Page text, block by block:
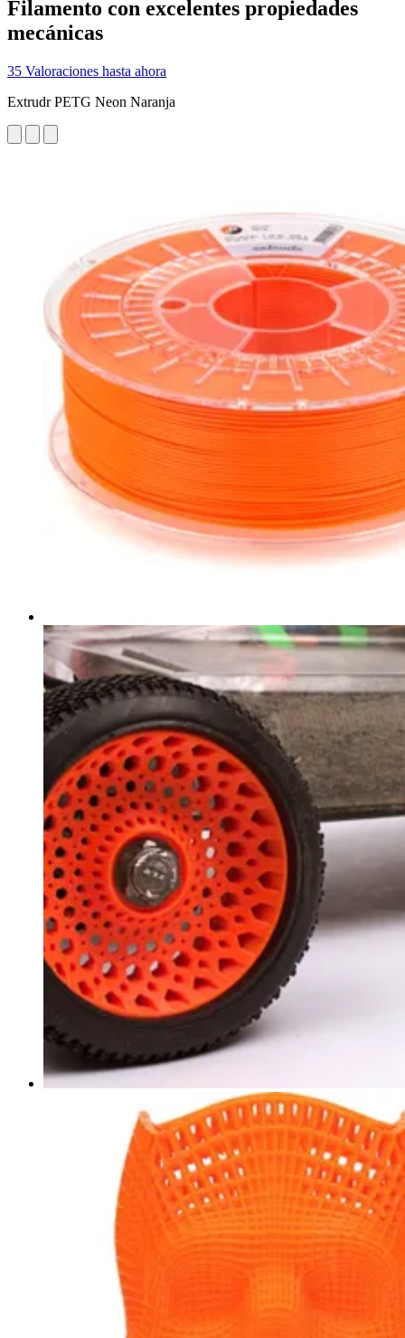
Filamento con excelentes propiedades
mecánicas
35 Valoraciones hasta ahora
Extrudr PETG Neon Naranja